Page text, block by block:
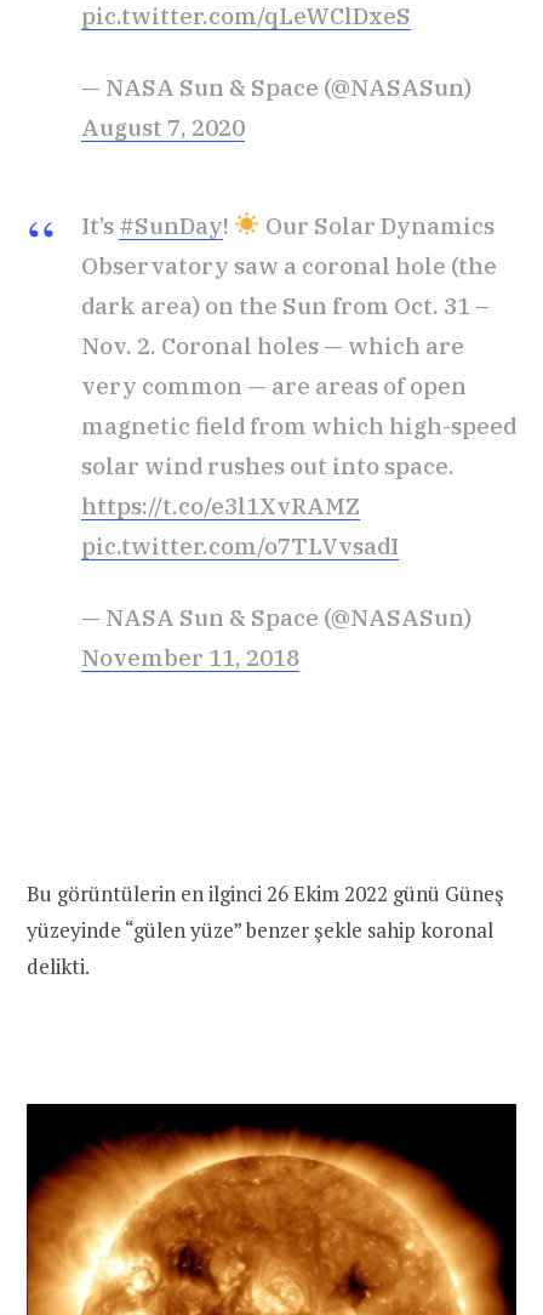
pic.twitter.com/qLeWClDxeS
— NASA Sun & Space (@NASASun)
August 7, 2020
It’s #SunDay!
Our Solar Dynamics
Observatory saw a coronal hole (the
dark area) on the Sun from Oct. 31 –
Nov. 2. Coronal holes — which are
very common — are areas of open
magnetic field from which high-speed
solar wind rushes out into space.
https://t.co/e3l1XvRAMZ
pic.twitter.com/o7TLVvsadI
— NASA Sun & Space (@NASASun)
November 11, 2018
Bu görüntülerin en ilginci 26 Ekim 2022 günü Güneş
yüzeyinde “gülen yüze” benzer şekle sahip koronal
delikti.